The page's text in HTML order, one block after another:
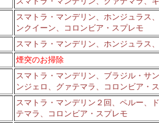
スマトラ・マンデリン、ホンジュラス
ンクイーン、コロンビア・スプレモ
スマトラ・マンデリン、ホンジュラス
煙突のお掃除
スマトラ・マンデリン、ブラジル・サ
ンジェロ、グァテマラ、コロンビア・
スマトラ・マンデリン２回、ペルー、
テマラ、コロンビア・スプレモ